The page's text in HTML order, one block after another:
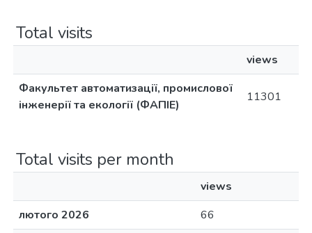
Total visits
views
Факультет автоматизації, промислової
інженерії та екології (ФАПІЕ)
11301
Total visits per month
views
лютого 2026
66